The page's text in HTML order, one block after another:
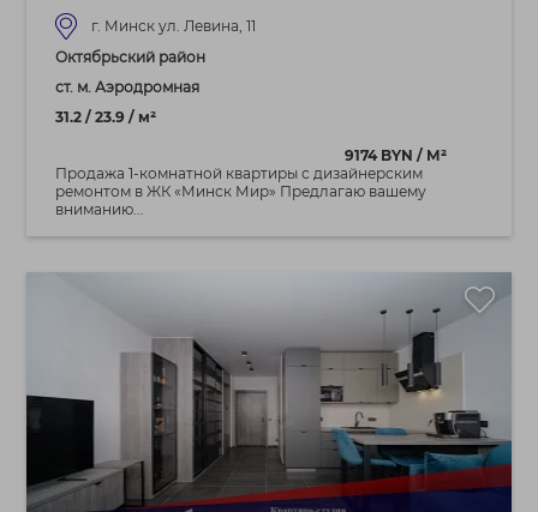
г. Минск ул. Левина, 11
Октябрьский район
ст. м. Аэродромная
31.2 / 23.9 / м²
9174 BYN / М²
Продажа 1-комнатной квартиры с дизайнерским
ремонтом в ЖК «Минск Мир» Предлагаю вашему
вниманию...